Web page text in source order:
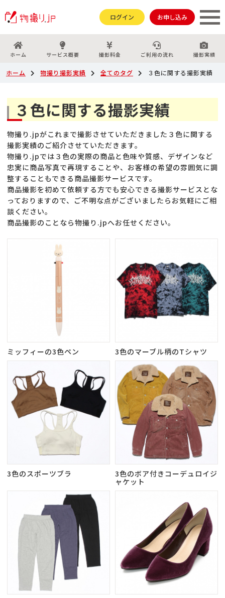
ログイン お申し込み
ホーム サービス概要 撮影料金 ご利用の流れ 撮影実績
ホーム 物撮り撮影実績 全てのタグ ３色に関する撮影実績
３色に関する撮影実績
物撮り.jpがこれまで撮影させていただきました３色に関する
撮影実績のご紹介させていただきます。
物撮り.jpでは３色の実際の商品と色味や質感、デザインなど
忠実に商品写真で再現することや、お客様の希望の雰囲気に調
整することもできる商品撮影サービスです。
商品撮影を初めて依頼する方でも安心できる撮影サービスとな
っておりますので、ご不明な点がございましたらお気軽にご相
談ください。
商品撮影のことなら物撮り.jpへお任せください。
ミッフィーの3色ペン 3色のマーブル柄のTシャツ
3色のスポーツブラ
3色のボア付きコーデュロイジ
ャケット